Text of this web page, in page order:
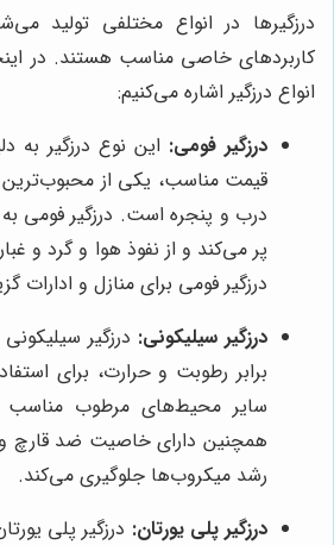
درزگیرها در انواع مختلفی تولید
کاربردهای خاصی مناسب هستند. در
انواع درزگیر اشاره می‌کنیم:
درزگیر فومی: این نوع درزگیر به
قیمت مناسب، یکی از محبوب‌ترین
درب و پنجره است. درزگیر فومی
پر می‌کند و از نفوذ هوا و گرد و
درزگیر فومی برای منازل و ادارات
درزگیر سیلیکونی: درزگیر
برابر رطوبت و حرارت، برای
سایر محیط‌های مرطوب مناسب
همچنین دارای خاصیت ضد قارچ
رشد میکروب‌ها جلوگیری می‌کند.
درزگیر پلی یورتان: درزگیر پلی